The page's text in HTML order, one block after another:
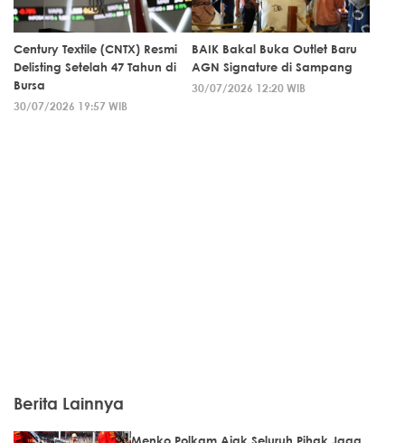
Century Textile (CNTX) Resmi
Delisting Setelah 47 Tahun di
Bursa
30/07/2026 19:57 WIB
BAIK Bakal Buka Outlet Baru
AGN Signature di Sampang
30/07/2026 12:20 WIB
Berita Lainnya
Menko Polkam Ajak Seluruh Pihak Jaga